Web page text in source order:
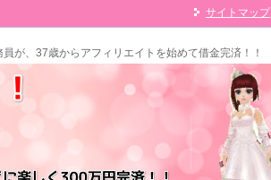
サイトマップ
が、37歳からアフィリエイトを始めて借金完済！！